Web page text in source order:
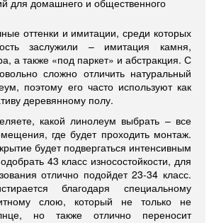
для домашнего и общественного
оттенки и имитации, среди которых
заслужили – имитация камня,
а также «под паркет» и абстракция. С
сложно отличить натуральный
поэтому его часто используют как
деревянному полу.
какой линолеум выбрать – все
где будет проходить монтаж.
будет подвергаться интенсивным
43 класс износостойкости, для
отлично подойдет 23-34 класс.
благодаря специальному
слою, который не только не
но также отлично переносит